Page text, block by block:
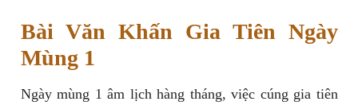
Bài Văn Khấn Gia Tiên Ngày
Mùng 1
Ngày mùng 1 âm lịch hàng tháng, việc cúng gia tiên